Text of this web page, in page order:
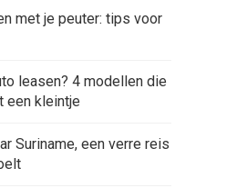
met je peuter: tips voor
leasen? 4 modellen die
een kleintje
Suriname, een verre reis